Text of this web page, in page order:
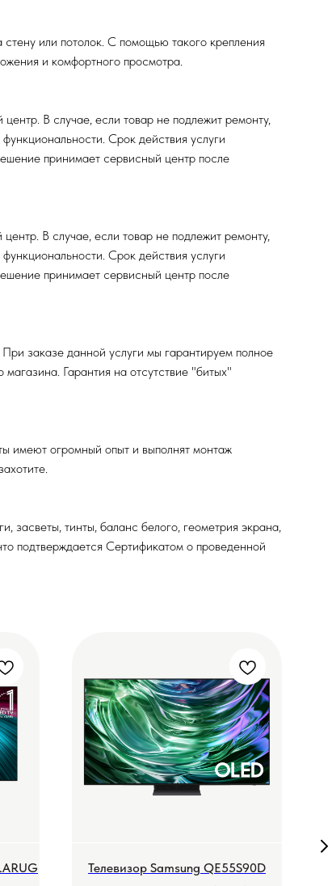
или потолок. С помощью такого крепления
и комфортного просмотра.
В случае, если товар не подлежит ремонту,
Срок действия услуги
принимает сервисный центр после
В случае, если товар не подлежит ремонту,
Срок действия услуги
принимает сервисный центр после
заказе данной услуги мы гарантируем полное
Гарантия на отсутствие "битых"
имеют огромный опыт и выполнят монтаж
засветы, тинты, баланс белого, геометрия экрана,
подтверждается Сертификатом о проведенной
Телевизор Samsung QE55S90D